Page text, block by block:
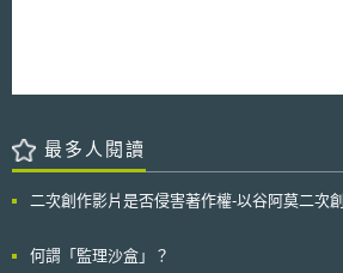
最多人閱讀
二次創作影片是否侵害著作權-以谷阿莫二次
何謂「監理沙盒」？